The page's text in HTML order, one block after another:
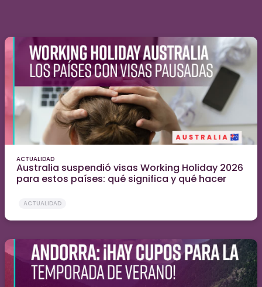
ACTUALIDAD
Australia suspendió visas Working Holiday 2026
para estos países: qué significa y qué hacer
ACTUALIDAD